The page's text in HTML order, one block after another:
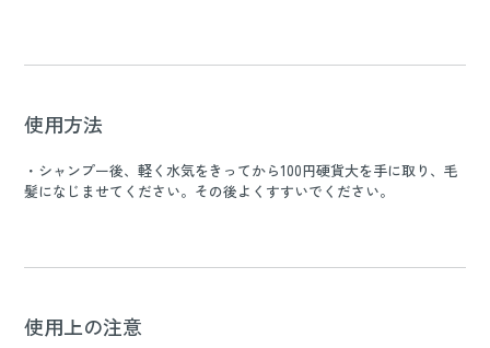
使用方法
・シャンプー後、軽く水気をきってから100円硬貨大を手に取り、毛
髪になじませてください。その後よくすすいでください。
使用上の注意